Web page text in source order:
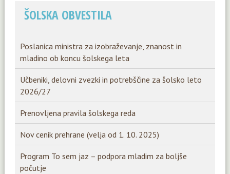
ŠOLSKA OBVESTILA
Poslanica ministra za izobraževanje, znanost in
mladino ob koncu šolskega leta
Učbeniki, delovni zvezki in potrebščine za šolsko leto
2026/27
Prenovljena pravila šolskega reda
Nov cenik prehrane (velja od 1. 10. 2025)
Program To sem jaz – podpora mladim za boljše
počutje